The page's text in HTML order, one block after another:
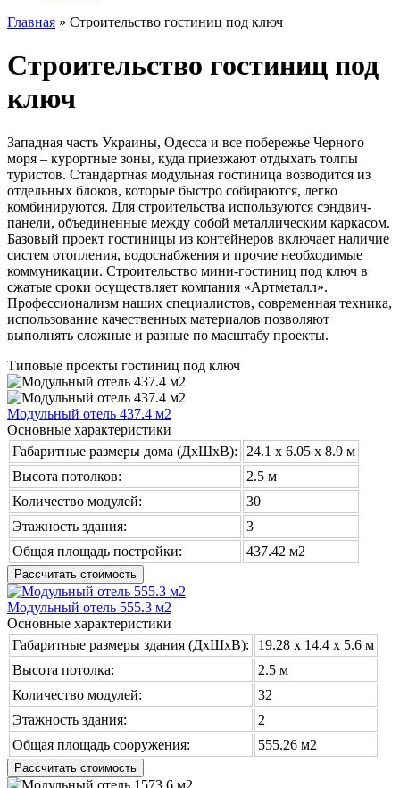
Главная » Строительство гостиниц под ключ
Строительство гостиниц под
ключ
Западная часть Украины, Одесса и все побережье Черного
моря – курортные зоны, куда приезжают отдыхать толпы
туристов. Стандартная модульная гостиница возводится из
отдельных блоков, которые быстро собираются, легко
комбинируются. Для строительства используются сэндвич-
панели, объединенные между собой металлическим каркасом.
Базовый проект гостиницы из контейнеров включает наличие
систем отопления, водоснабжения и прочие необходимые
коммуникации. Строительство мини-гостиниц под ключ в
сжатые сроки осуществляет компания «Артметалл».
Профессионализм наших специалистов, современная техника,
использование качественных материалов позволяют
выполнять сложные и разные по масштабу проекты.
Типовые проекты гостиниц под ключ
Модульный отель 437.4 м2
Основные характеристики
Габаритные размеры дома (ДхШхВ):
24.1 х 6.05 x 8.9 м
Высота потолков:
2.5 м
Количество модулей:
30
Этажность здания:
3
Общая площадь постройки:
437.42 м2
Рассчитать стоимость
Модульный отель 555.3 м2
Основные характеристики
Габаритные размеры здания (ДхШхВ):
19.28 х 14.4 x 5.6 м
Высота потолка:
2.5 м
Количество модулей:
32
Этажность здания:
2
Общая площадь сооружения:
555.26 м2
Рассчитать стоимость